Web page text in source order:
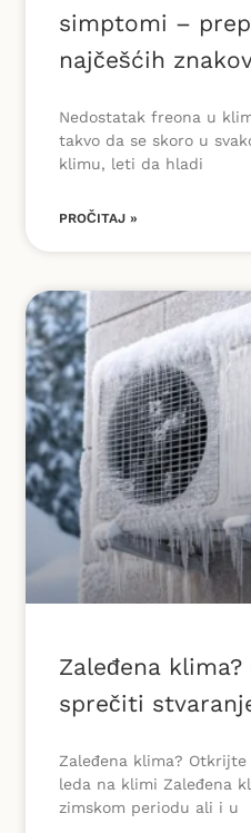
simptomi –
najčešćih
Nedostatak freona u
takvo da se skoro u
klimu, leti da hladi
PROČITAJ »
Zaleđena
sprečiti
Zaleđena klima?
leda na klimi Zaleđena
zimskom periodu ali i u